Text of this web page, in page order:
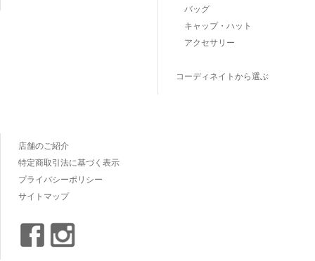
バッグ
キャップ・ハット
アクセサリー
コーディネイトから選ぶ
店舗のご紹介
特定商取引法に基づく表示
プライバシーポリシー
サイトマップ